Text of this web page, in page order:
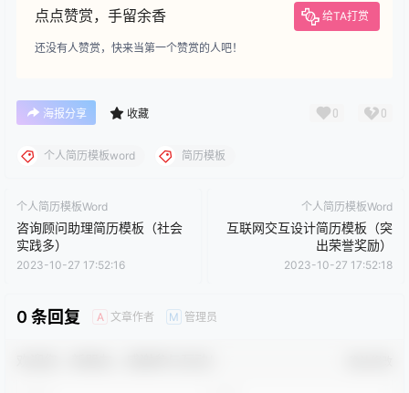
点点赞赏，手留余香 给TA打赏
还没有人赞赏，快来当第一个赞赏的人吧！
海报分享 收藏 0 0
个人简历模板word 简历模板
个人简历模板Word
咨询顾问助理简历模板（社会
实践多）
2023-10-27 17:52:16
个人简历模板Word
互联网交互设计简历模板（突
出荣誉奖励）
2023-10-27 17:52:18
0 条回复 A 文章作者 M 管理员